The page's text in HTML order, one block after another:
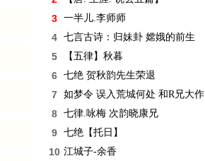
3 一半儿.李师师
4 七言古诗：归妹卦 嫦娥的前生
5 【五律】秋暮
6 七绝 贺秋韵先生荣退
7 如梦令 误入荒城何处 和R兄大作
8 七律.咏梅 次韵晓康兄
9 七绝【托日】
10 江城子-余香